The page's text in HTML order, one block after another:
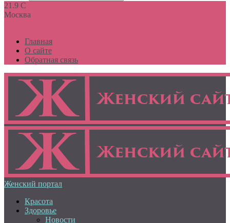
21.9 C
Москва
Главная
О сайте
Обратная связь
Женский портал
Красота
Здоровье
Новости